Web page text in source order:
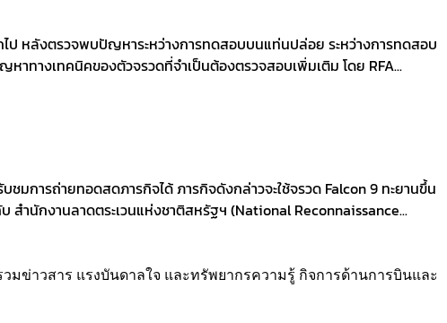
ไป หลังตรวจพบปัญหาระหว่างการทดสอบบนแท่นปล่อย ระหว่างการทดสอบ
าทางเทคนิคของตัวจรวดที่จำเป็นต้องตรวจสอบเพิ่มเติม โดย RFA...
มการถ่ายทอดสดภารกิจได้ ภารกิจดังกล่าวจะใช้จรวด Falcon 9 ทะยานขึ้น
สำนักงานลาดตระเวนแห่งชาติสหรัฐฯ (National Reconnaissance...
รวมข่าวสาร แรงบันดาลใจ และทรัพยากรความรู้ กิจการด้านการบินและ